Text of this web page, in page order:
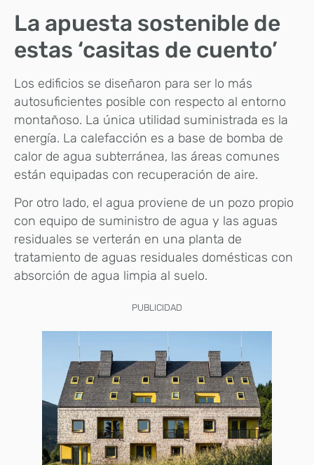
La apuesta sostenible de
estas ‘casitas de cuento’
Los edificios se diseñaron para ser lo más
autosuficientes posible con respecto al entorno
montañoso. La única utilidad suministrada es la
energía. La calefacción es a base de bomba de
calor de agua subterránea, las áreas comunes
están equipadas con recuperación de aire.
Por otro lado, el agua proviene de un pozo propio
con equipo de suministro de agua y las aguas
residuales se verterán en una planta de
tratamiento de aguas residuales domésticas con
absorción de agua limpia al suelo.
PUBLICIDAD